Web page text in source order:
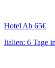
Hotel Ab 65€
Italien: 6 Tage